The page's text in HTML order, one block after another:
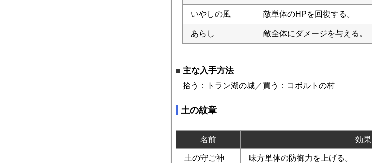
いやしの風 敵単体のHPを回復する。
あらし 敵全体にダメージを与える。
主な入手方法
拾う：トラン湖の城／買う：コボルトの村
土の紋章
名前 効果
土の守ご神 味方単体の防御力を上げる。